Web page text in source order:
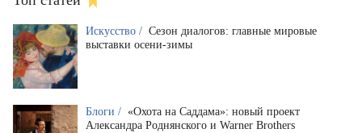
Искусство / Сезон диалогов: главные мировые
выставки осени-зимы
Блоги / «Охота на Саддама»: новый проект
Александра Роднянского и Warner Brothers